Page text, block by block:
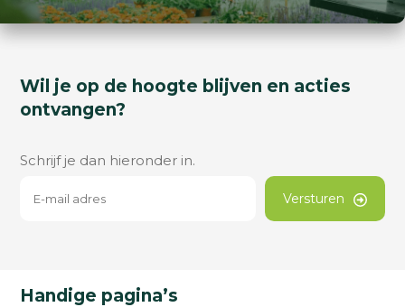
Wil je op de hoogte blijven en acties
ontvangen?
Schrijf je dan hieronder in.
Versturen
Handige pagina’s